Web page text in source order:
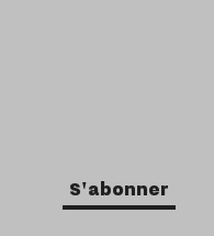
S'abonner